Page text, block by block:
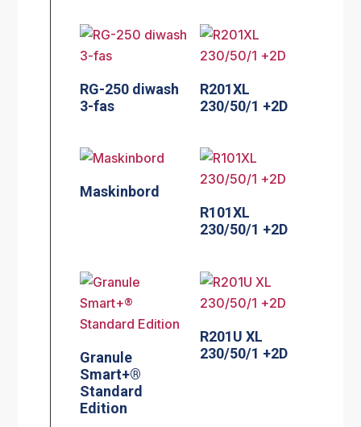
RG-250 diwash
3-fas
R201XL
230/50/1 +2D
Maskinbord
R101XL
230/50/1 +2D
Granule
Smart+®
Standard
Edition
R201U XL
230/50/1 +2D